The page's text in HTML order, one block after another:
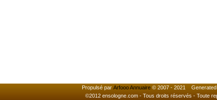
Propulsé par Arfooo Annuaire© 2007 - 2021
©2012 ensologne.com - Tous droits réservés - Toute